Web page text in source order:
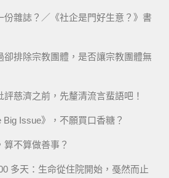
份雜誌？／《社企是門好生意？》書
卻排除宗教團體，是否讓宗教團體無
慈濟之前，先釐清流言蜚語吧！
Issue》，不願買口香糖？
不算做善事？
多天：生命從住院開始，戞然而止